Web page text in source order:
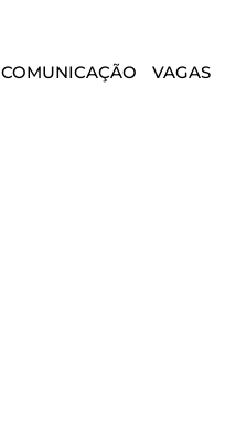
COMUNICAÇÃO VAGAS